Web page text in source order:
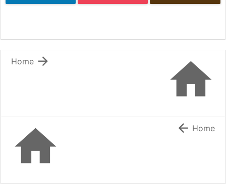


Home
  Home